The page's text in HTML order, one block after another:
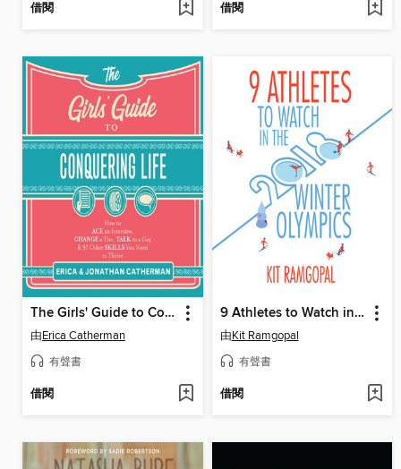
借閱 借閱
The Girls' Guide to Conquering Life
由Erica Catherman
有聲書
借閱
9 Athletes to Watch in the 2018 Winter Olympics
由Kit Ramgopal
有聲書
借閱